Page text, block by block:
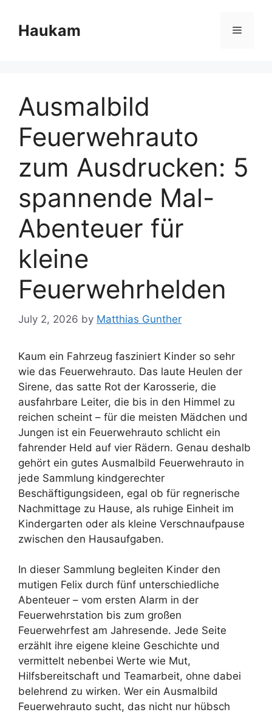
contentHaukam Menu
Ausmalbild
Feuerwehrauto
zum Ausdrucken: 5
spannende Mal-
Abenteuer für
kleine
Feuerwehrhelden
July 2, 2026 by Matthias Gunther
Kaum ein Fahrzeug fasziniert Kinder so sehr
wie das Feuerwehrauto. Das laute Heulen der
Sirene, das satte Rot der Karosserie, die
ausfahrbare Leiter, die bis in den Himmel zu
reichen scheint – für die meisten Mädchen und
Jungen ist ein Feuerwehrauto schlicht ein
fahrender Held auf vier Rädern. Genau deshalb
gehört ein gutes Ausmalbild Feuerwehrauto in
jede Sammlung kindgerechter
Beschäftigungsideen, egal ob für regnerische
Nachmittage zu Hause, als ruhige Einheit im
Kindergarten oder als kleine Verschnaufpause
zwischen den Hausaufgaben.
In dieser Sammlung begleiten Kinder den
mutigen Felix durch fünf unterschiedliche
Abenteuer – vom ersten Alarm in der
Feuerwehrstation bis zum großen
Feuerwehrfest am Jahresende. Jede Seite
erzählt ihre eigene kleine Geschichte und
vermittelt nebenbei Werte wie Mut,
Hilfsbereitschaft und Teamarbeit, ohne dabei
belehrend zu wirken. Wer ein Ausmalbild
Feuerwehrauto sucht, das nicht nur hübsch